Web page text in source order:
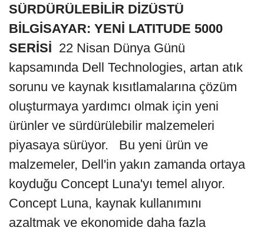
SÜRDÜRÜLEBİLİR DİZÜSTÜ
BİLGİSAYAR: YENİ LATITUDE 5000
SERİSİ 22 Nisan Dünya Günü
kapsamında Dell Technologies, artan atık
sorunu ve kaynak kısıtlamalarına çözüm
oluşturmaya yardımcı olmak için yeni
ürünler ve sürdürülebilir malzemeleri
piyasaya sürüyor. Bu yeni ürün ve
malzemeler, Dell'in yakın zamanda ortaya
koyduğu Concept Luna'yı temel alıyor.
Concept Luna, kaynak kullanımını
azaltmak ve ekonomide daha fazla